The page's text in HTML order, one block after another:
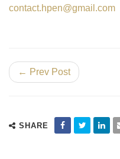
contact.hpen@gmail.com
← Prev Post
SHARE